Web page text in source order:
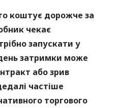
коштує дорожче за
чекає
запускати у
затримки може
або зрив
частіше
торгового